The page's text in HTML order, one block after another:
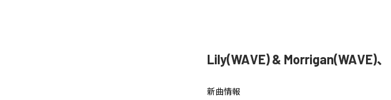
Lily(WAVE) & Morrigan(WAVE)
新曲情報